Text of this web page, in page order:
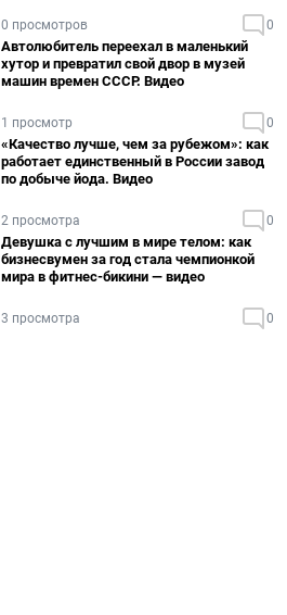
0 просмотров 0
Автолюбитель переехал в маленький
хутор и превратил свой двор в музей
машин времен СССР. Видео
1 просмотр 0
«Качество лучше, чем за рубежом»: как
работает единственный в России завод
по добыче йода. Видео
2 просмотра 0
Девушка с лучшим в мире телом: как
бизнесвумен за год стала чемпионкой
мира в фитнес-бикини — видео
3 просмотра 0